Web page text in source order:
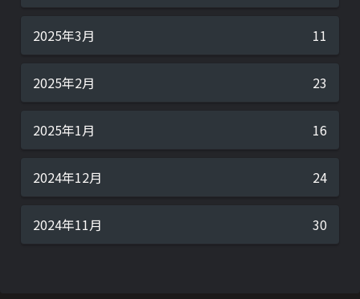
2025年3月 11
2025年2月 23
2025年1月 16
2024年12月 24
2024年11月 30